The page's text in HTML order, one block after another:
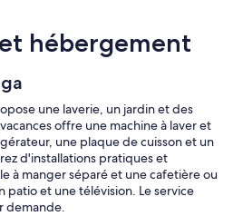
hébergement
une laverie, un jardin et des
offre une machine à laver et
une plaque de cuisson et un
d'installations pratiques et
à manger séparé et une cafetière ou
patio et une télévision. Le service
demande.